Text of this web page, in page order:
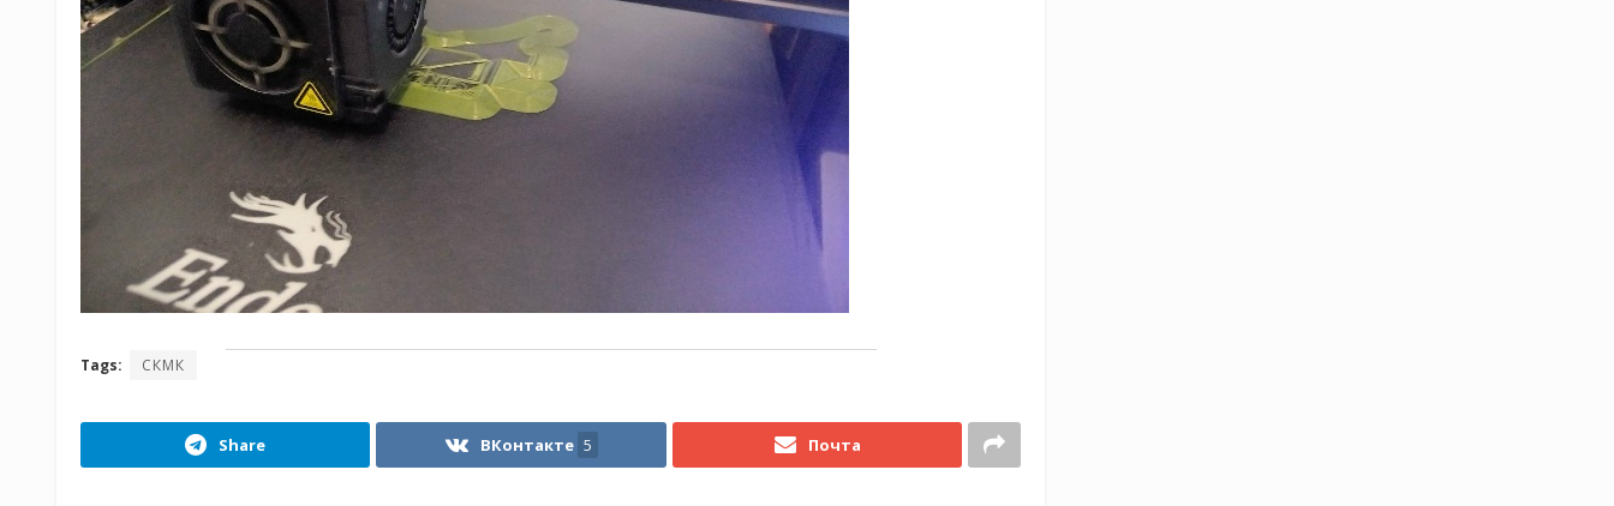
Tags: СКМК
Share ВКонтакте 5 Почта